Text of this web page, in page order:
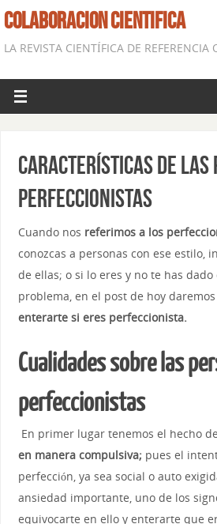
COLABORACION CIENTIFICA
LA REVISTA CIENTÍFICA DE REFERENCIA
Características de las
perfeccionistas
Cuando nos referimos a los
conozcas a personas con ese estilo,
de ellas; o si lo eres y no te has dado
problema, en el post de hoy
enterarte si eres perfeccionista.
Cualidades sobre las
perfeccionistas
En primer lugar tenemos el hecho de
en manera compulsiva; pues el
perfección, ya sea social o auto
ansiedad importante, uno de los
equivocarte en ello y enterarte que